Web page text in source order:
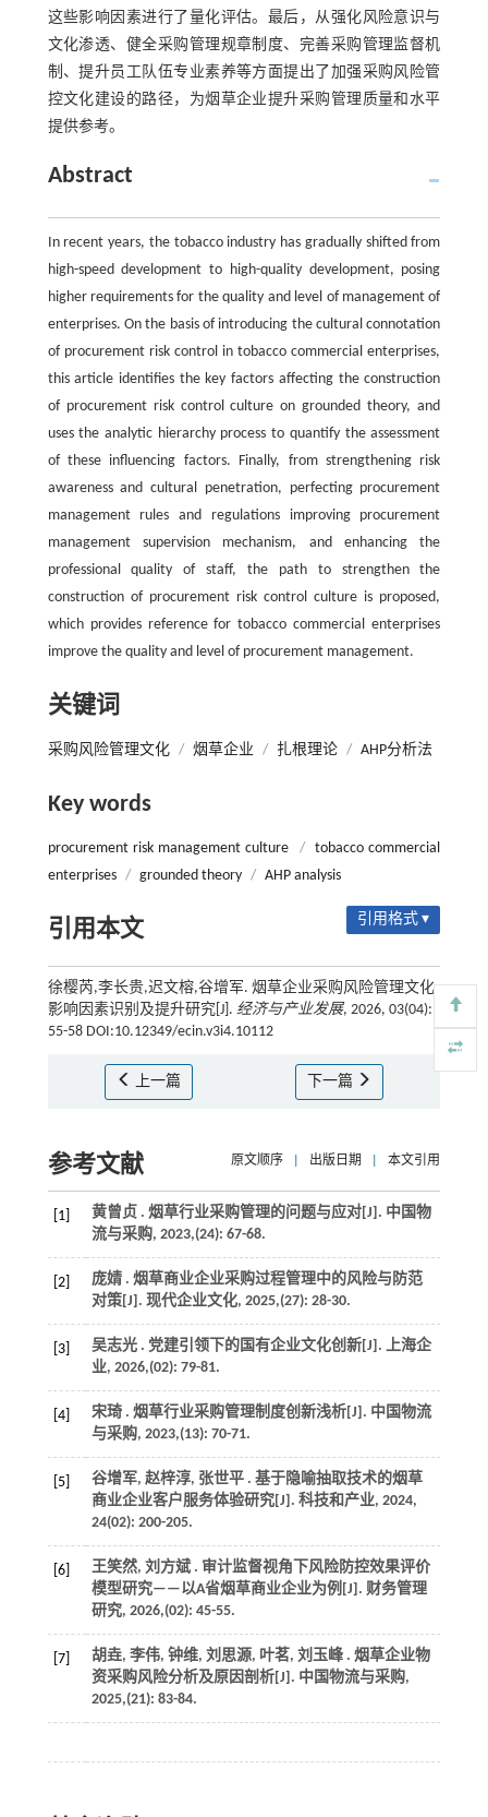
这些影响因素进行了量化评估。最后，从强化风险意识与
文化渗透、健全采购管理规章制度、完善采购管理监督机
制、提升员工队伍专业素养等方面提出了加强采购风险管
控文化建设的路径，为烟草企业提升采购管理质量和水平
提供参考。
Abstract
In recent years, the tobacco industry has gradually shifted from
high-speed development to high-quality development, posing
higher requirements for the quality and level of management of
enterprises. On the basis of introducing the cultural connotation
of procurement risk control in tobacco commercial enterprises,
this article identifies the key factors affecting the construction
of procurement risk control culture on grounded theory, and
uses the analytic hierarchy process to quantify the assessment
of these influencing factors. Finally, from strengthening risk
awareness and cultural penetration, perfecting procurement
management rules and regulations improving procurement
management supervision mechanism, and enhancing the
professional quality of staff, the path to strengthen the
construction of procurement risk control culture is proposed,
which provides reference for tobacco commercial enterprises
improve the quality and level of procurement management.
关键词
采购风险管理文化 / 烟草企业 / 扎根理论 / AHP分析法
Key words
procurement risk management culture /
tobacco commercial
enterprises / grounded theory / AHP analysis
引用本文 引用格式 ▾
徐樱芮,李长贵,迟文榕,谷增军. 烟草企业采购风险管理文化
影响因素识别及提升研究[J]. 经济与产业发展, 2026, 03(04):
55-58 DOI:10.12349/ecin.v3i4.10112
上一篇 下一篇
参考文献 原文顺序 出版日期 本文引用
[1] 黄曾贞 . 烟草行业采购管理的问题与应对[J]. 中国物
流与采购, 2023,(24): 67-68.
[2]
庞婧 . 烟草商业企业采购过程管理中的风险与防范
对策[J]. 现代企业文化, 2025,(27): 28-30.
[3] 吴志光 . 党建引领下的国有企业文化创新[J]. 上海企
业, 2026,(02): 79-81.
[4] 宋琦 . 烟草行业采购管理制度创新浅析[J]. 中国物流
与采购, 2023,(13): 70-71.
[5]
谷增军, 赵梓淳, 张世平 . 基于隐喻抽取技术的烟草
商业企业客户服务体验研究[J]. 科技和产业, 2024,
24(02): 200-205.
[6]
王笑然, 刘方斌 . 审计监督视角下风险防控效果评价
模型研究——以A省烟草商业企业为例[J]. 财务管理
研究, 2026,(02): 45-55.
[7]
胡垚, 李伟, 钟维, 刘思源, 叶茗, 刘玉峰 . 烟草企业物
资采购风险分析及原因剖析[J]. 中国物流与采购,
2025,(21): 83-84.